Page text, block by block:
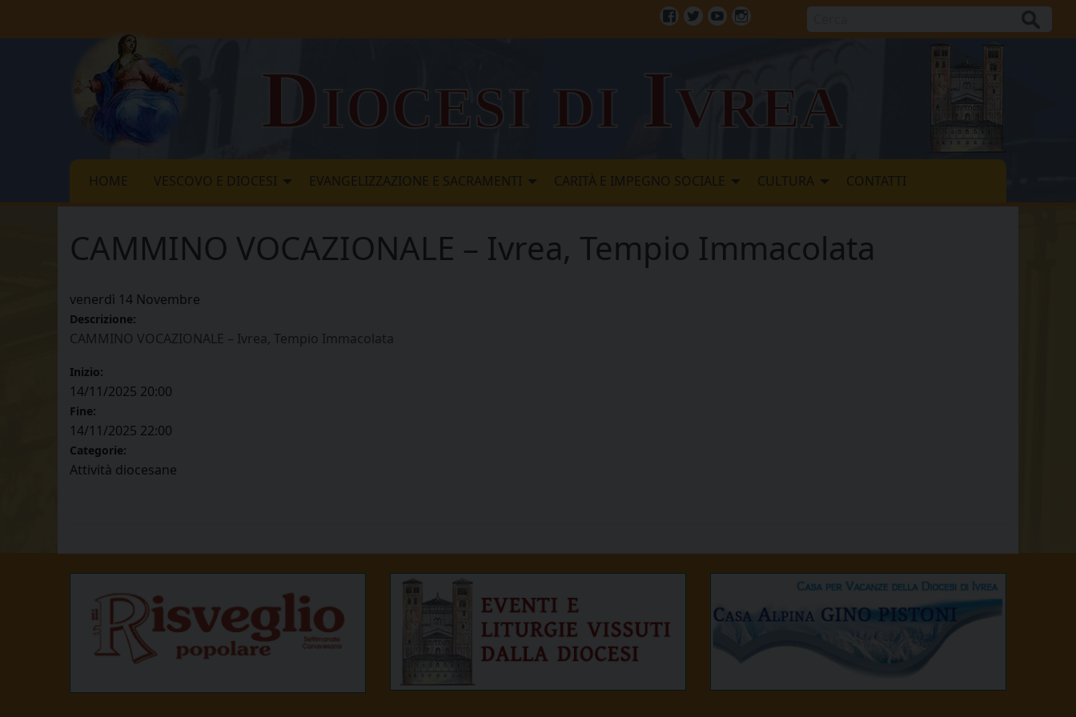
Diocesi di Ivrea
HOME VESCOVO E DIOCESI EVANGELIZZAZIONE E SACRAMENTI CARITÀ E IMPEGNO SOCIALE CULTURA CONTATTI
CAMMINO VOCAZIONALE – Ivrea, Tempio Immacolata
venerdì 14 Novembre
Descrizione:
CAMMINO VOCAZIONALE – Ivrea, Tempio Immacolata
Inizio:
14/11/2025 20:00
Fine:
14/11/2025 22:00
Categorie:
Attività diocesane